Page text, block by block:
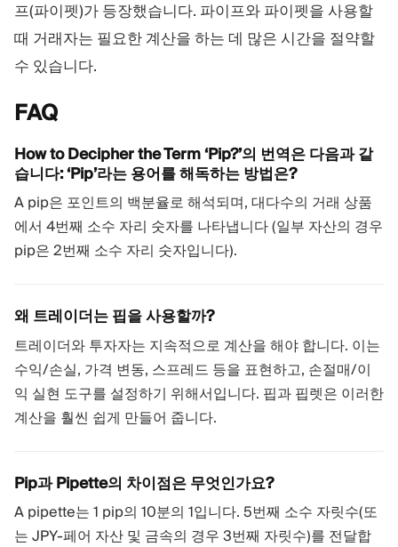
프(파이펫)가 등장했습니다. 파이프와 파이펫을 사용할
때 거래자는 필요한 계산을 하는 데 많은 시간을 절약할
수 있습니다.
FAQ
How to Decipher the Term ‘Pip?’의 번역은 다음과 같
습니다: ‘Pip’라는 용어를 해독하는 방법은?
A pip은 포인트의 백분율로 해석되며, 대다수의 거래 상품
에서 4번째 소수 자리 숫자를 나타냅니다 (일부 자산의 경우
pip은 2번째 소수 자리 숫자입니다).
왜 트레이더는 핍을 사용할까?
트레이더와 투자자는 지속적으로 계산을 해야 합니다. 이는
수익/손실, 가격 변동, 스프레드 등을 표현하고, 손절매/이
익 실현 도구를 설정하기 위해서입니다. 핍과 핍렛은 이러한
계산을 훨씬 쉽게 만들어 줍니다.
Pip과 Pipette의 차이점은 무엇인가요?
A pipette는 1 pip의 10분의 1입니다. 5번째 소수 자릿수(또
는 JPY-페어 자산 및 금속의 경우 3번째 자릿수)를 전달합